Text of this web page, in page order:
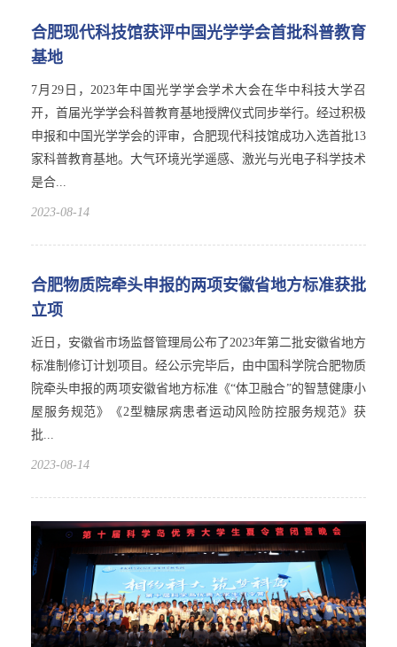
合肥现代科技馆获评中国光学学会首批科普教育
基地
7月29日，2023年中国光学学会学术大会在华中科技大学召
开，首届光学学会科普教育基地授牌仪式同步举行。经过积极
申报和中国光学学会的评审，合肥现代科技馆成功入选首批13
家科普教育基地。大气环境光学遥感、激光与光电子科学技术
是合...
2023-08-14
合肥物质院牵头申报的两项安徽省地方标准获批
立项
近日，安徽省市场监督管理局公布了2023年第二批安徽省地方
标准制修订计划项目。经公示完毕后，由中国科学院合肥物质
院牵头申报的两项安徽省地方标准《“体卫融合”的智慧健康小
屋服务规范》《2型糖尿病患者运动风险防控服务规范》获
批...
2023-08-14